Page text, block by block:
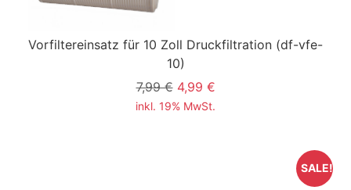
Vorfiltereinsatz für 10 Zoll Druckfiltration (df-vfe-
10)
7,99 € 4,99 €
inkl. 19% MwSt.
SALE!